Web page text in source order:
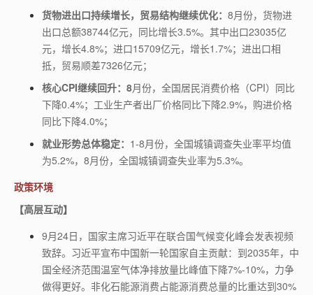
货物进出口持续增长，贸易结构继续优化： 8月份，货物进
出口总额38744亿元，同比增长3.5%。其中出口23035亿
元，增长4.8%；进口15709亿元，增长1.7%；进出口相
抵，贸易顺差7326亿元；
核心CPI继续回升： 8月份，全国居民消费价格（CPI）同比
下降0.4%；工业生产者出厂价格同比下降2.9%，购进价格
同比下降4.0%；
就业形势总体稳定： 1-8月份，全国城镇调查失业率平均值
为5.2%， 8月份，全国城镇调查失业率为5.3%。
政策环境
【高层互动】
9月24日，国家主席习近平在联合国气候变化峰会发表视频
致辞。习近平宣布中国新一轮国家自主贡献：到2035年，中
国全经济范围温室气体净排放量比峰值下降7%-10%，力争
做得更好。非化石能源消费占能源消费总量的比重达到30%